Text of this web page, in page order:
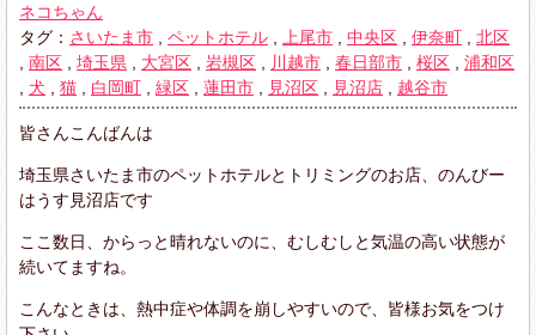
ネコちゃん
タグ： さいたま市 ペットホテル 上尾市 中央区 伊奈町
北区
南区 埼玉県 大宮区 岩槻区 川越市 春日部市 桜区
浦和区
犬 猫 白岡町 緑区 蓮田市 見沼区 見沼店 越谷市
皆さんこんばんは
埼玉県さいたま市のペットホテルとトリミングのお店、のんびー
はうす見沼店です
ここ数日、からっと晴れないのに、むしむしと気温の高い状態が
続いてますね。
こんなときは、熱中症や体調を崩しやすいので、皆様お気をつけ